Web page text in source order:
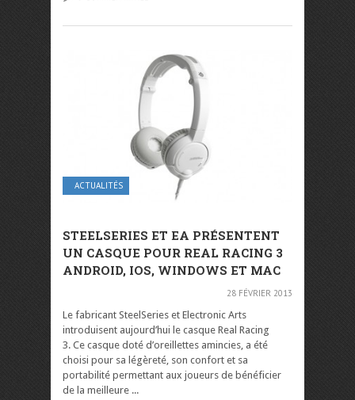
ACTUALITÉS
STEELSERIES ET EA PRÉSENTENT
UN CASQUE POUR REAL RACING 3
ANDROID, IOS, WINDOWS ET MAC
28 FÉVRIER 2013
Le fabricant SteelSeries et Electronic Arts
introduisent aujourd’hui le casque Real Racing
3. Ce casque doté d’oreillettes amincies, a été
choisi pour sa légèreté, son confort et sa
portabilité permettant aux joueurs de bénéficier
de la meilleure ...